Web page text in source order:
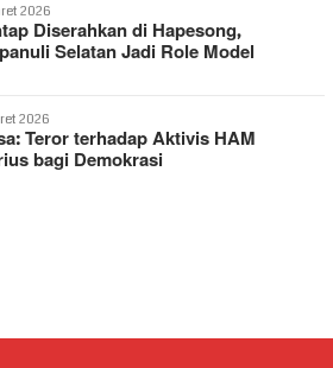
2026
Diserahkan di Hapesong,
Selatan Jadi Role Model
2026
Teror terhadap Aktivis HAM
bagi Demokrasi